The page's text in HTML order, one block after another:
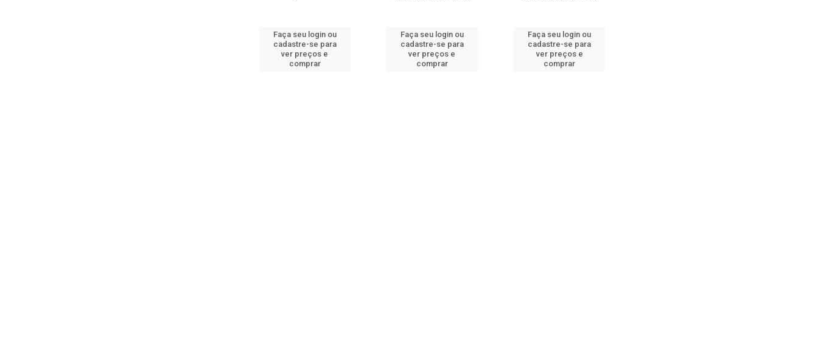
Faça seu login ou
cadastre-se para
ver preços e
comprar
Faça seu login ou
cadastre-se para
ver preços e
comprar
Faça seu login ou
cadastre-se para
ver preços e
comprar